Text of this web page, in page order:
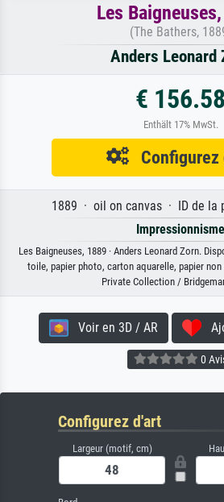
Les
(The Bathers,
Anders Leonard
€ 156.58
Enthält 17% MwSt.
Configurez
1889 · oil on canvas · ID de la
Impressionnisme
Les Baigneuses, 1889 · Anders Leonard Zorn.
toile, papier photo, carton aquarelle, papier
Private Collection /
Voir en 3D / AR
0
Configurez d'art
Largeur (motif, cm)